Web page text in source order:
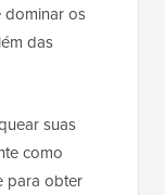
dominar os
das
suas
como
para obter